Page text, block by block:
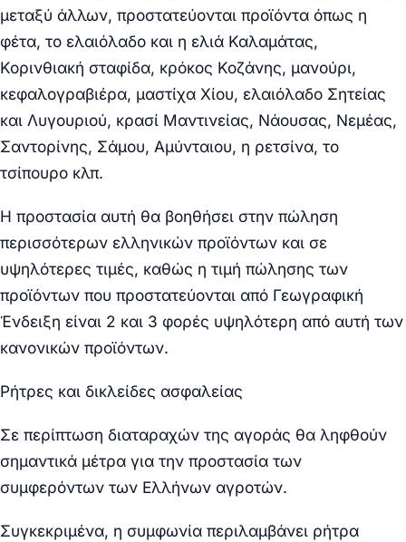
μεταξύ άλλων, προστατεύονται προϊόντα όπως η
φέτα, το ελαιόλαδο και η ελιά Καλαμάτας,
Κορινθιακή σταφίδα, κρόκος Κοζάνης, μανούρι,
κεφαλογραβιέρα, μαστίχα Χίου, ελαιόλαδο Σητείας
και Λυγουριού, κρασί Μαντινείας, Νάουσας, Νεμέας,
Σαντορίνης, Σάμου, Αμύνταιου, η ρετσίνα, το
τσίπουρο κλπ.
Η προστασία αυτή θα βοηθήσει στην πώληση
περισσότερων ελληνικών προϊόντων και σε
υψηλότερες τιμές, καθώς η τιμή πώλησης των
προϊόντων που προστατεύονται από Γεωγραφική
Ένδειξη είναι 2 και 3 φορές υψηλότερη από αυτή των
κανονικών προϊόντων.
Ρήτρες και δικλείδες ασφαλείας
Σε περίπτωση διαταραχών της αγοράς θα ληφθούν
σημαντικά μέτρα για την προστασία των
συμφερόντων των Ελλήνων αγροτών.
Συγκεκριμένα, η συμφωνία περιλαμβάνει ρήτρα